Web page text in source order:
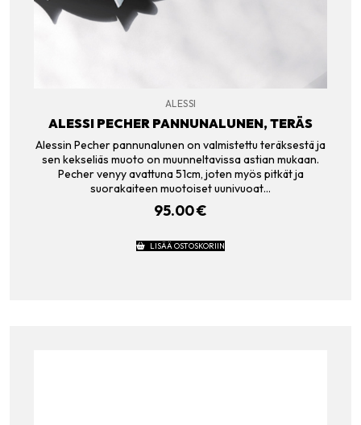
ALESSI
ALESSI PECHER PANNUNALUNEN, TERÄS
Alessin Pecher pannunalunen on valmistettu teräksestä ja
sen kekseliäs muoto on muunneltavissa astian mukaan.
Pecher venyy avattuna 51cm, joten myös pitkät ja
suorakaiteen muotoiset uunivuoat…
95.00€
LISÄÄ OSTOSKORIIN